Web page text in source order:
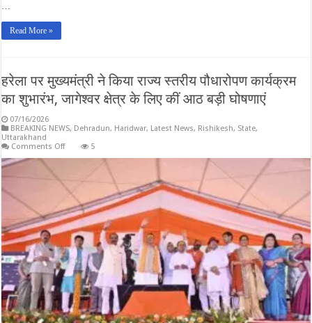
…
Read More »
हरेला पर मुख्यमंत्री ने किया राज्य स्तरीय पौधारोपण कार्यक्रम
का शुभारंभ, जागेश्वर क्षेत्र के लिए कीं आठ बड़ी घोषणाएं
07/16/2026
BREAKING NEWS, Dehradun, Haridwar, Latest News, Rishikesh, State,
Uttarakhand
Comments Offon
किया
राज्य
स्तरीय
पौधारोपण
कार्यक्रम
का
शुभारंभ,
जागेश्वर
क्षेत्र
के
लिए
कीं
आठ
बड़ी
घोषणाएं
5